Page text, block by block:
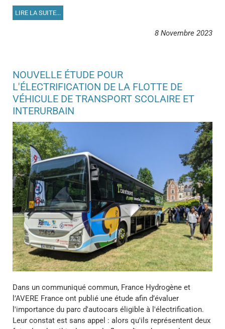
LIRE LA SUITE...
8 Novembre 2023
NOUVELLE ÉTUDE POUR
L'ÉLECTRIFICATION DE LA FLOTTE DE
VÉHICULE DE TRANSPORT SCOLAIRE ET
INTERURBAIN
Dans un communiqué commun, France Hydrogène et
l’AVERE France ont publié une étude afin d’évaluer
l'importance du parc d'autocars éligible à l'électrification.
Leur constat est sans appel : alors qu'ils représentent deux